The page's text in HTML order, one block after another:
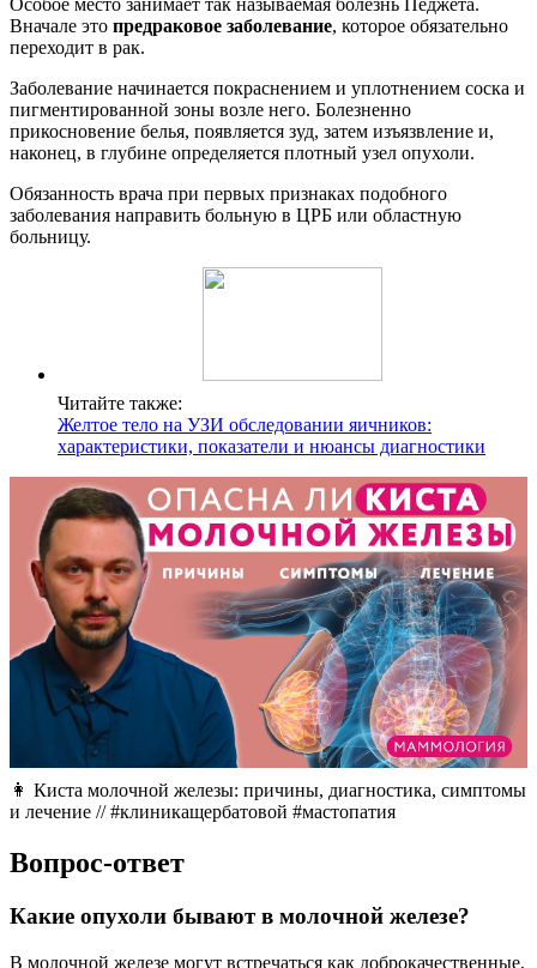
Особое место занимает так называемая болезнь Педжета.
Вначале это предраковое заболевание, которое обязательно
переходит в рак.
Заболевание начинается покраснением и уплотнением соска и
пигментированной зоны возле него. Болезненно
прикосновение белья, появляется зуд, затем изъязвление и,
наконец, в глубине определяется плотный узел опухоли.
Обязанность врача при первых признаках подобного
заболевания направить больную в ЦРБ или областную
больницу.
Читайте также:
Желтое тело на УЗИ обследовании яичников:
характеристики, показатели и нюансы диагностики
👩 Киста молочной железы: причины, диагностика, симптомы
и лечение // #клиникащербатовой #мастопатия
Вопрос-ответ
Какие опухоли бывают в молочной железе?
В молочной железе могут встречаться как доброкачественные,